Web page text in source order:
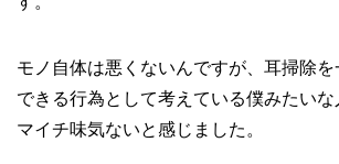
モノ自体は悪くないんですが、耳掃除
できる行為として考えている僕みたいな
マイチ味気ないと感じました。